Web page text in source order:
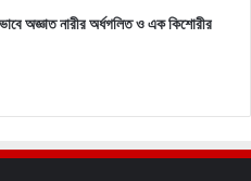
অজ্ঞাত নারীর অর্ধগলিত ও এক কিশোরীর